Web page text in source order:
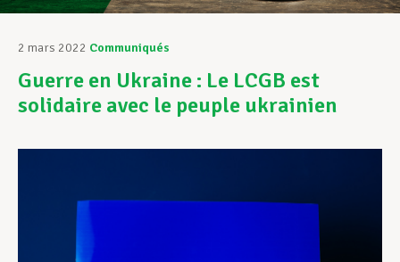
Assistance au Travail
Vos droits
Développement professionnel
2 mars 2022 Communiqués
Guerre en Ukraine : Le LCGB est
solidaire avec le peuple ukrainien